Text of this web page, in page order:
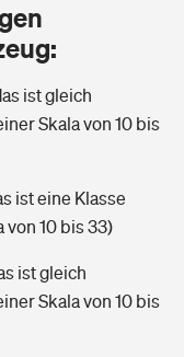
im Alter?
ist gleich
Skala von 10 bis
ist eine Klasse
von 10 bis 33)
ist gleich
Skala von 10 bis